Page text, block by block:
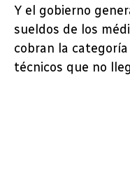
Y el gobierno
sueldos de los
cobran la
técnicos que no